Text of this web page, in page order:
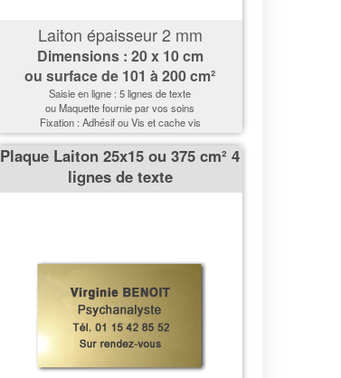
Laiton épaisseur 2 mm
Dimensions : 20 x 10 cm
ou surface de 101 à 200 cm²
Saisie en ligne : 5 lignes de texte
ou Maquette fournie par vos soins
Fixation : Adhésif ou Vis et cache vis
Plaque Laiton 25x15 ou 375 cm² 4
lignes de texte